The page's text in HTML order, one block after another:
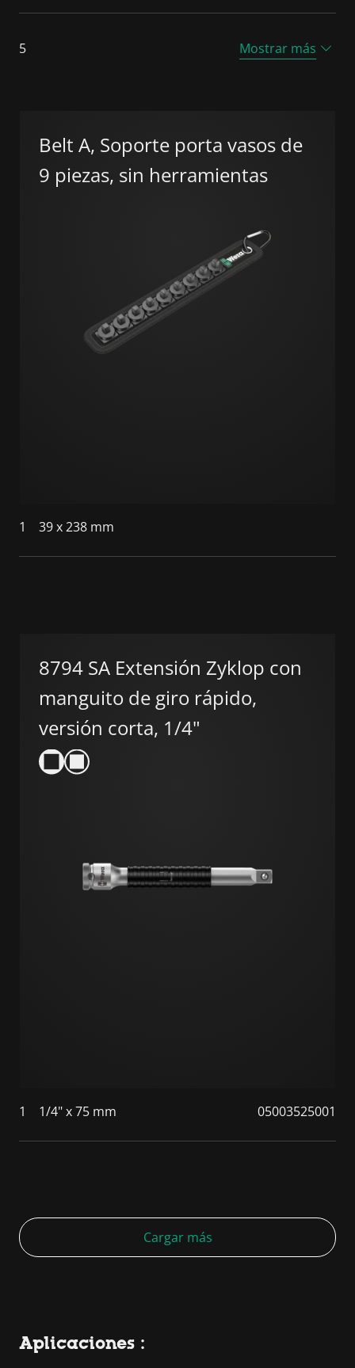
5 Mostrar más
Belt A, Soporte porta vasos de
9 piezas, sin herramientas
1 39 x 238 mm
8794 SA Extensión Zyklop con
manguito de giro rápido,
versión corta, 1/4"
1 1/4" x 75 mm 05003525001
Cargar más
Aplicaciones :